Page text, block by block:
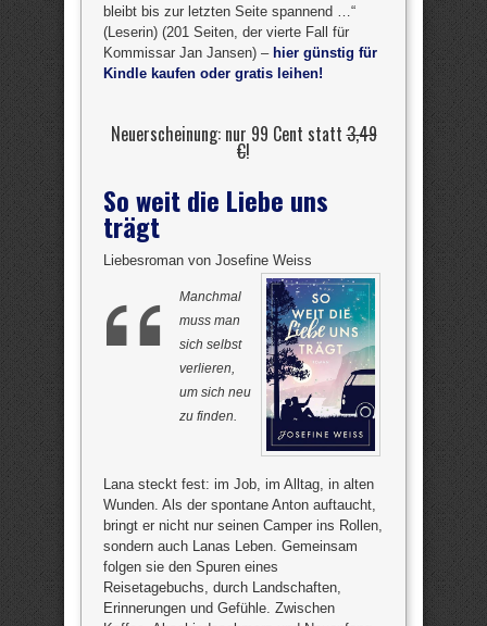
bleibt bis zur letzten Seite spannend …“
(Leserin) (201 Seiten, der vierte Fall für
Kommissar Jan Jansen) – hier günstig für
Kindle kaufen oder gratis leihen!
Neuerscheinung: nur 99 Cent statt3,49
€!
So weit die Liebe uns
trägt
Liebesroman von Josefine Weiss
Manchmal
muss man
sich selbst
verlieren,
um sich neu
zu finden.
Lana steckt fest: im Job, im Alltag, in alten
Wunden. Als der spontane Anton auftaucht,
bringt er nicht nur seinen Camper ins Rollen,
sondern auch Lanas Leben. Gemeinsam
folgen sie den Spuren eines
Reisetagebuchs, durch Landschaften,
Erinnerungen und Gefühle. Zwischen